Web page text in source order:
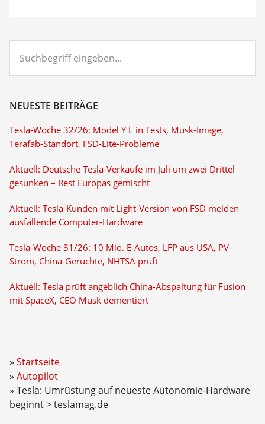
eingeben...
NEUESTE BEITRÄGE
Tesla-Woche 32/26: Model Y L in Tests, Musk-Image,
Terafab-Standort, FSD-Lite-Probleme
Aktuell: Deutsche Tesla-Verkäufe im Juli um zwei Drittel
gesunken – Rest Europas gemischt
Aktuell: Tesla-Kunden mit Light-Version von FSD melden
ausfallende Computer-Hardware
Tesla-Woche 31/26: 10 Mio. E-Autos, LFP aus USA, PV-
Strom, China-Gerüchte, NHTSA prüft
Aktuell: Tesla prüft angeblich China-Abspaltung für Fusion
mit SpaceX, CEO Musk dementiert
Startseite
Autopilot
Tesla: Umrüstung auf neueste Autonomie-Hardware
beginnt > teslamag.de